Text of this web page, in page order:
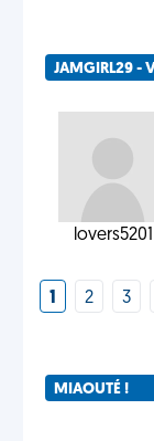
JAMGIRL29 -
lovers5201
1 2 3
MIAOUTÉ !